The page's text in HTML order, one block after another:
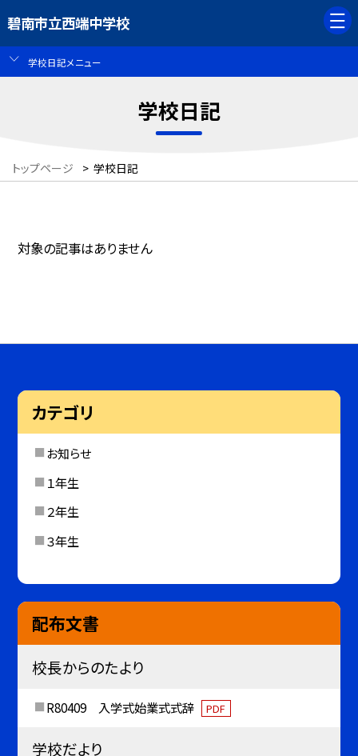
碧南市立西端中学校
学校日記メニュー
学校日記
トップページ > 学校日記
対象の記事はありません
カテゴリ
お知らせ
１年生
２年生
３年生
配布文書
校長からのたより
R80409 入学式始業式式辞 PDF
学校だより